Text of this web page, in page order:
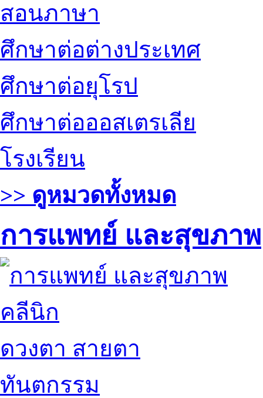
สอนภาษา
ศึกษาต่อต่างประเทศ
ศึกษาต่อยุโรป
ศึกษาต่อออสเตรเลีย
โรงเรียน
>> ดูหมวดทั้งหมด
การแพทย์ และสุขภาพ
คลีนิก
ดวงตา สายตา
ทันตกรรม